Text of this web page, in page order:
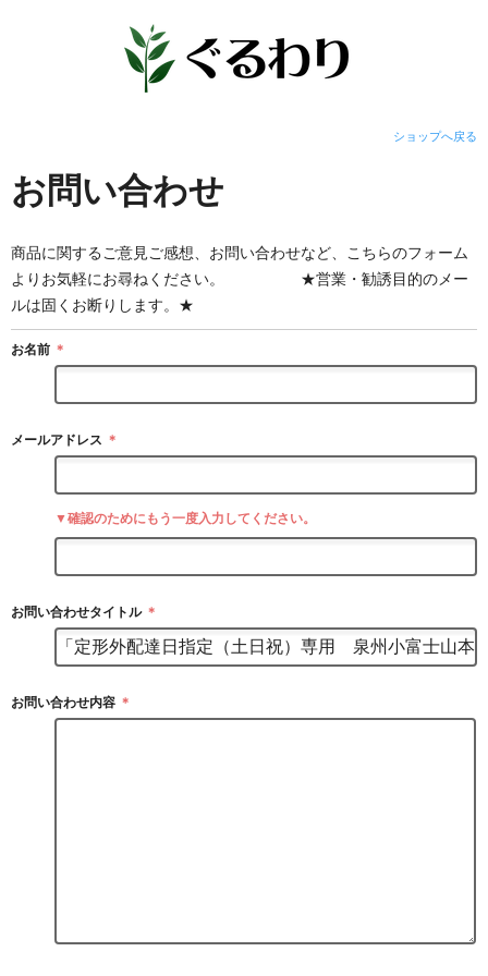
ショップへ戻る
お問い合わせ
商品に関するご意見ご感想、お問い合わせなど、こちらのフォーム
よりお気軽にお尋ねください。 ★営業・勧誘目的のメー
ルは固くお断りします。★
お名前 ＊
メールアドレス ＊
▼確認のためにもう一度入力してください。
お問い合わせタイトル ＊
お問い合わせ内容 ＊